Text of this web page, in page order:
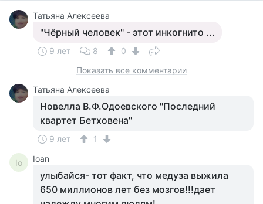
Татьяна Алексеева
"Чёрный человек" - этот инкогнито ...
9 лет 8
0
Показать все комментарии
Татьяна Алексеева
Новелла В.Ф.Одоевского "Последний
квартет Бетховена"
9 лет 1
Io Ioan
улыбайся- тот факт, что медуза выжила
650 миллионов лет без мозгов!!!дает